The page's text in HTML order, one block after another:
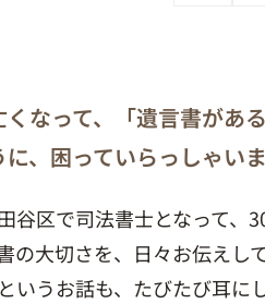
くなって、「遺言書があ
に、困っていらっしゃい
谷区で司法書士となって、
の大切さを、日々お伝えし
いうお話も、たびたび耳に